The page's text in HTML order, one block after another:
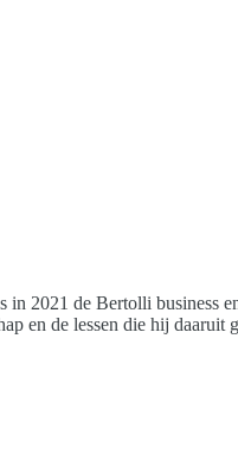
2021 de Bertolli business
en de lessen die hij daaruit